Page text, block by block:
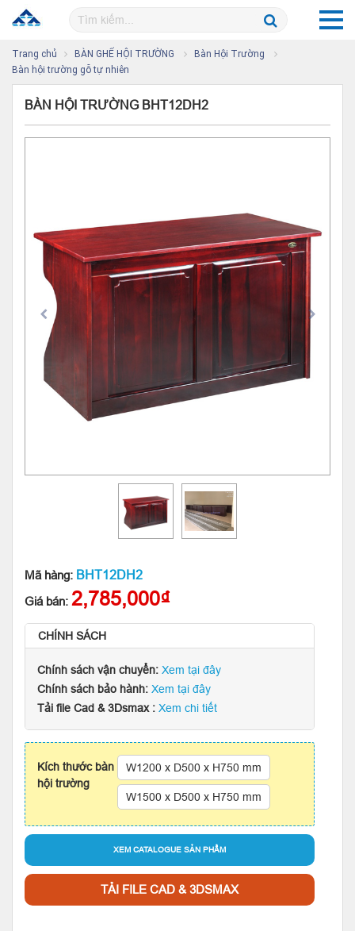
Trang chủ BÀN GHẾ HỘI TRƯỜNG
Bàn Hội Trường
Bàn hội trường gỗ tự nhiên
BÀN HỘI TRƯỜNG BHT12DH2
Mã hàng: BHT12DH2
Giá bán: 2,785,000₫
CHÍNH SÁCH
Chính sách vận chuyển: Xem tại đây
Chính sách bảo hành: Xem tại đây
Tải file Cad & 3Dsmax : Xem chi tiết
Kích thước bàn
hội trường
W1200 x D500 x H750 mm
W1500 x D500 x H750 mm
XEM CATALOGUE SẢN PHẨM
TẢI FILE CAD & 3DSMAX